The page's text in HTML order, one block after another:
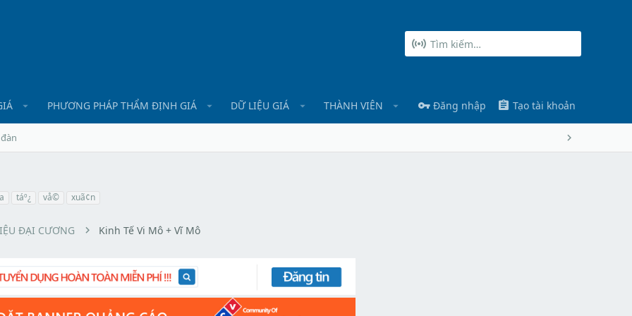
PHƯƠNG PHÁP THẨM ĐỊNH GIÁ DỮ LIỆU GIÁ THÀNH VIÊN Đăng nhập Tạo tài khoản
táº¿ vå© xuã¢n
ĐẠI CƯƠNG Kinh Tế Vi Mô + Vĩ Mô